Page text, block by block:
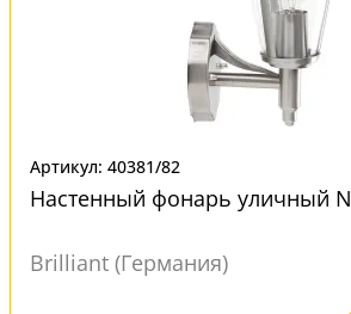
Артикул: 40381/82
Настенный фонарь уличный
Brilliant (Германия)